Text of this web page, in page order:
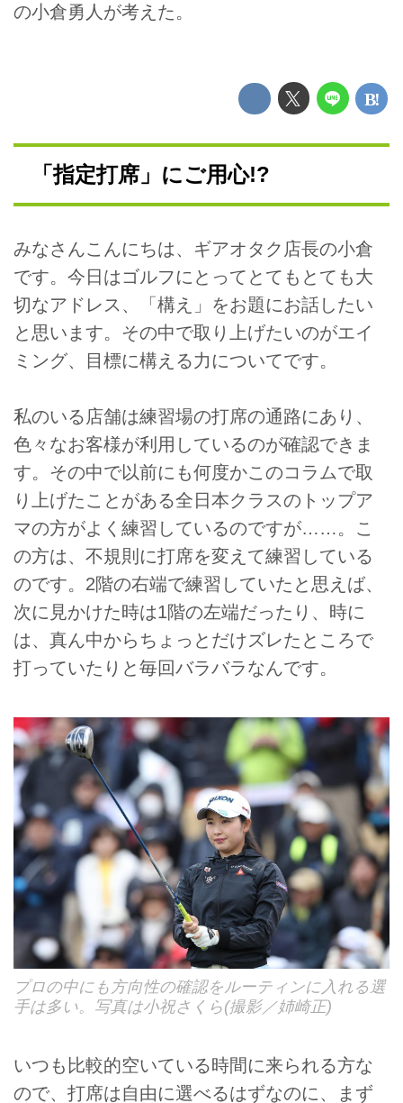
の小倉勇人が考えた。
「指定打席」にご用心!?
みなさんこんにちは、ギアオタク店長の小倉
です。今日はゴルフにとってとてもとても大
切なアドレス、「構え」をお題にお話したい
と思います。その中で取り上げたいのがエイ
ミング、目標に構える力についてです。
私のいる店舗は練習場の打席の通路にあり、
色々なお客様が利用しているのが確認できま
す。その中で以前にも何度かこのコラムで取
り上げたことがある全日本クラスのトップア
マの方がよく練習しているのですが……。こ
の方は、不規則に打席を変えて練習している
のです。2階の右端で練習していたと思えば、
次に見かけた時は1階の左端だったり、時に
は、真ん中からちょっとだけズレたところで
打っていたりと毎回バラバラなんです。
プロの中にも方向性の確認をルーティンに入れる選
手は多い。写真は小祝さくら(撮影／姉崎正)
いつも比較的空いている時間に来られる方な
ので、打席は自由に選べるはずなのに、まず